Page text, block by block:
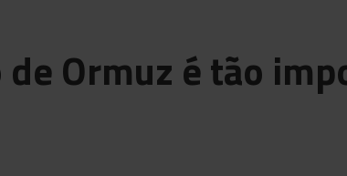
Ormuz é tão